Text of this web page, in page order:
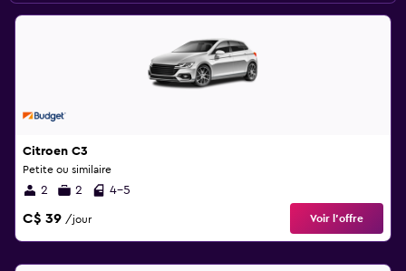
Citroen C3
Petite ou similaire
2 2 4-5
C$ 39 /jour Voir l’offre